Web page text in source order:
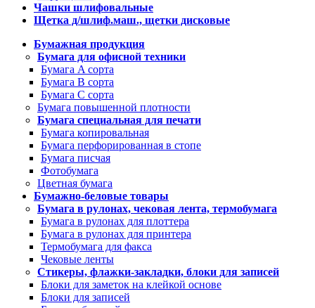
Чашки шлифовальные
Щетка д/шлиф.маш., щетки дисковые
Бумажная продукция
Бумага для офисной техники
Бумага A сорта
Бумага B сорта
Бумага C сорта
Бумага повышенной плотности
Бумага специальная для печати
Бумага копировальная
Бумага перфорированная в стопе
Бумага писчая
Фотобумага
Цветная бумага
Бумажно-беловые товары
Бумага в рулонах, чековая лента, термобумага
Бумага в рулонах для плоттера
Бумага в рулонах для принтера
Термобумага для факса
Чековые ленты
Стикеры, флажки-закладки, блоки для записей
Блоки для заметок на клейкой основе
Блоки для записей